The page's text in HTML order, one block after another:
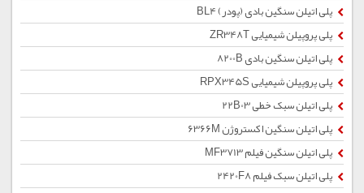
پلی اتیلن سنگین بادی (پودر) BL4
پلی پروپیلن شیمیایی ZR348T
پلی اتیلن سنگین بادی 8200B
پلی پروپیلن شیمیایی RPX345S
پلی اتیلن سبک خطی 22B03
پلی اتیلن سنگین اکستروژن 6366M
پلی اتیلن سنگین فیلم MF3713
پلی اتیلن سبک فیلم 2420F8